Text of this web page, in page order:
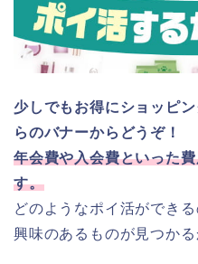
少しでもお得にショッピ
らのバナーからどうぞ！
年会費や入会費といった
す。
どのようなポイ活ができ
興味のあるものが見つかる